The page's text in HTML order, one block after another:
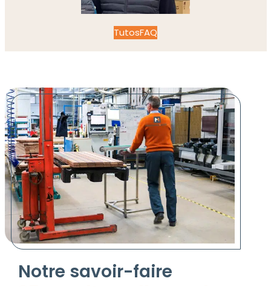
TutosFAQ
Notre savoir-faire